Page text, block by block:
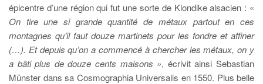
épicentre d’une région qui fut une sorte de Klondike alsacien : «
On tire une si grande quantité de métaux partout en ces
montagnes qu’il faut douze martinets pour les fondre et affiner
(…). Et depuis qu’on a commencé à chercher les métaux, on y
a bâti plus de douze cents maisons », écrivit ainsi Sebastian
Münster dans sa Cosmographia Universalis en 1550. Plus belle